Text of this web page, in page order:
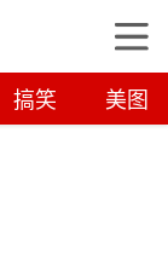
搞笑 美图